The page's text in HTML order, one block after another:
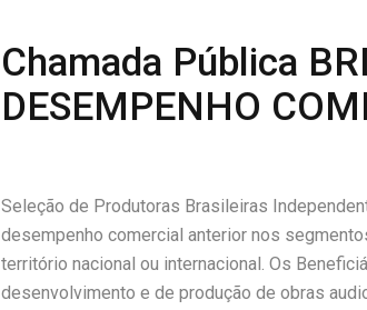
Chamada Pública
DESEMPENHO
Seleção de Produtoras Brasileiras
desempenho comercial anterior nos
território nacional ou internacional. Os
desenvolvimento e de produção de obras